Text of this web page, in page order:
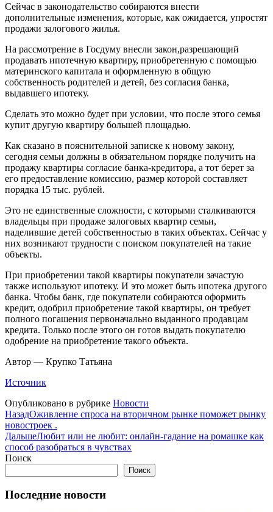
Сейчас в законодательство собираются внести
дополнительные изменения, которые, как ожидается, упростят
продажи залогового жилья.
На рассмотрение в Госдуму внесли закон,разрешающий
продавать ипотечную квартиру, приобретенную с помощью
материнского капитала и оформленную в общую
собственность родителей и детей, без согласия банка,
выдавшего ипотеку.
Сделать это можно будет при условии, что после этого семья
купит другую квартиру большей площадью.
Как сказано в пояснительной записке к новому закону,
сегодня семьи должны в обязательном порядке получить на
продажу квартиры согласие банка-кредитора, а тот берет за
его предоставление комиссию, размер которой составляет
порядка 15 тыс. рублей.
Это не единственные сложности, с которыми сталкиваются
владельцы при продаже залоговых квартир семьи,
наделившие детей собственностью в таких объектах. Сейчас у
них возникают трудности с поиском покупателей на такие
объекты.
При приобретении такой квартиры покупатели зачастую
также используют ипотеку. И это может быть ипотека другого
банка. Чтобы банк, где покупатели собираются оформить
кредит, одобрил приобретение такой квартиры, он требует
полного погашения первоначально выданного продавцам
кредита. Только после этого он готов выдать покупателю
одобрение на приобретение такого объекта.
Автор — Крупко Татьяна
Источник
Опубликовано в рубрике Новости
НазадОживление спроса на вторичном рынке поможет рынку
новостроек .
ДальшеЛюбит или не любит: онлайн-гадание на ромашке как
способ разобраться в чувствах
Поиск
Поиск
Последние новости